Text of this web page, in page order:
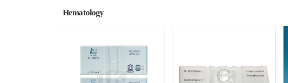
Hematology